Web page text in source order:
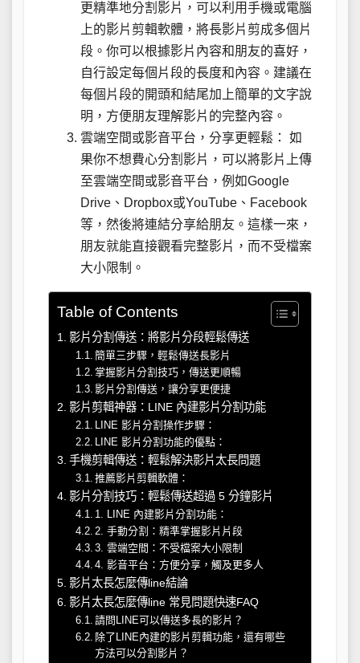
更精準地分割影片，可以利用手機或電腦
上的影片剪輯軟體，將長影片剪成多個片
段。你可以根據影片內容和朋友的喜好，
自行設定每個片段的長度和內容。建議在
每個片段的開頭和結尾加上簡單的文字說
明，方便朋友理解影片的完整內容。
雲端空間或影音平台，分享更輕鬆： 如
果你不想費心分割影片，可以將影片上傳
至雲端空間或影音平台，例如Google
Drive、Dropbox或YouTube、Facebook
等，然後將連結分享給朋友。這樣一來，
朋友就能直接觀看完整影片，而不受檔案
大小限制。
Table of Contents
影片分割傳送：將影片分段輕鬆傳送
簡單三步驟，輕鬆傳送長影片
掌握影片分割技巧，傳送更順暢
影片分割傳送，讓分享更便捷
影片剪輯神器：LINE 內建影片分割功能
LINE 影片分割操作步驟：
LINE 影片分割功能的優點：
手機剪輯傳送：輕鬆解決影片太長問題
推薦影片剪輯軟體：
影片分割技巧：輕鬆傳送超過 5 分鐘影片
1. LINE 內建影片分割功能：
2. 手動分割：精準掌握影片片段
3. 雲端空間：不受檔案大小限制
4. 影音平台：方便分享，觸及更多人
影片太長怎麼傳line結論
影片太長怎麼傳line 常見問題快速FAQ
請問LINE可以傳送多長的影片？
除了LINE內建的影片剪輯功能，還有哪些
方法可以分割影片？